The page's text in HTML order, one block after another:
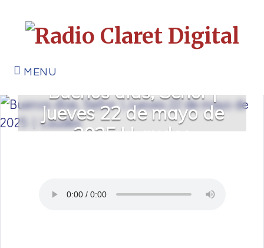
MENU
Buenos días, Señor |
Jueves 22 de mayo de
2025 | Laudes